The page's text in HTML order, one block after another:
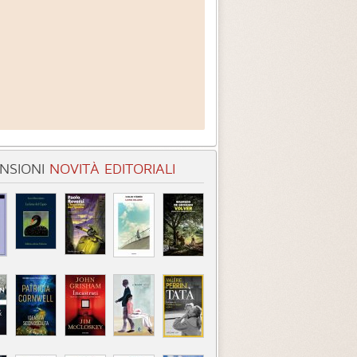
NOVITÀ EDITORIALI